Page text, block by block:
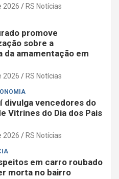
2026 RS Notícias
promove
sobre a
da amamentação em
2026 RS Notícias
divulga vencedores do
Vitrines do Dia dos Pais
2026 RS Notícias
em carro roubado
morta no bairro